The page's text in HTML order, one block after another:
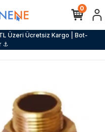
Üzeri Ücretsiz Kargo | Bot-
⚓
0